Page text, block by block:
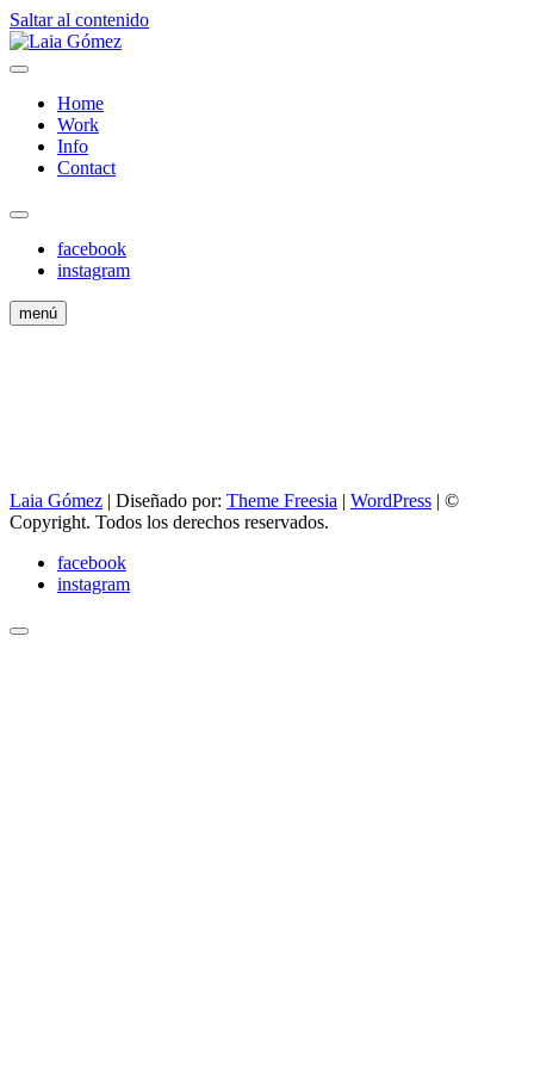
Saltar al contenido
Laia Gómez
Fashion Stylist
Home
Work
Info
Contact
facebook
instagram
menú
Laia Gómez | Diseñado por: Theme Freesia | WordPress | ©
Copyright. Todos los derechos reservados.
facebook
instagram